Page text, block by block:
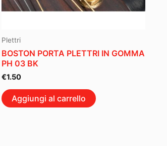
Plettri
BOSTON PORTA PLETTRI IN GOMMA
PH 03 BK
€1.50
Aggiungi al carrello